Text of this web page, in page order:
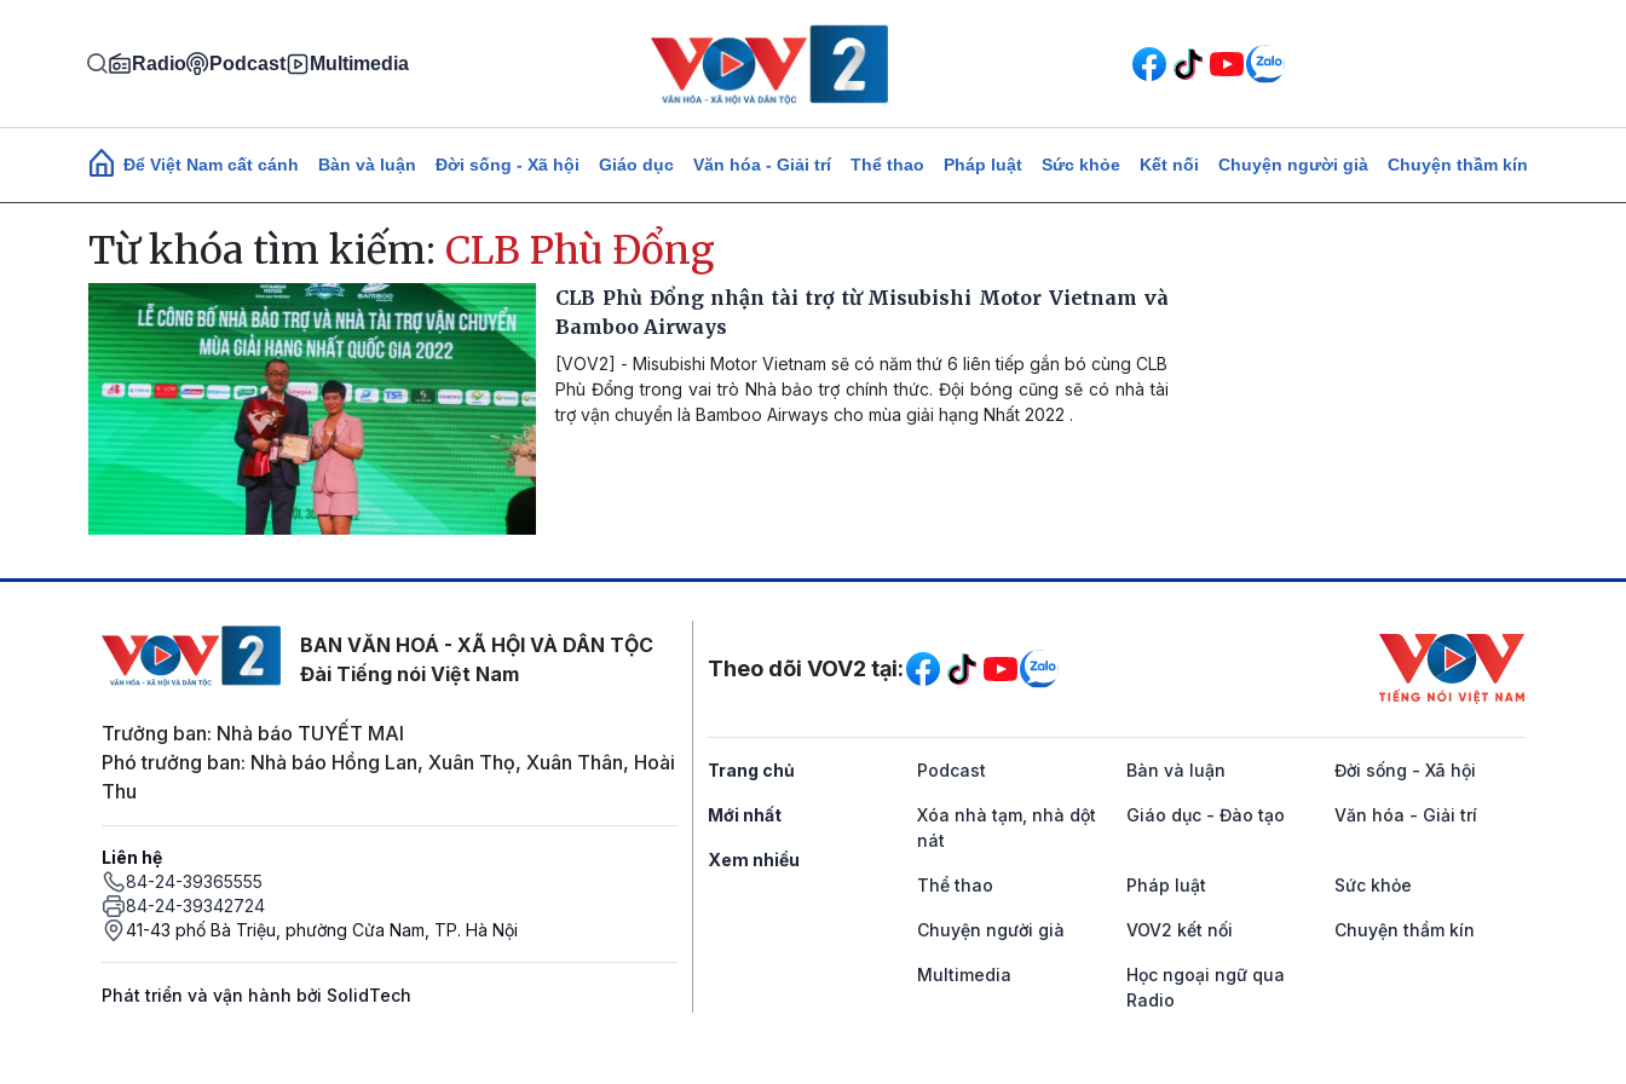
Radio Podcast Multimedia
Main navigation
Để Việt Nam cất cánh Bàn và luận Đời sống - Xã hội Giáo dục Văn hóa - Giải trí Thể thao Pháp luật Sức khỏe Kết nối Chuyện người già Chuyện thầm kín
Từ khóa tìm kiếm: CLB Phù Đổng
CLB Phù Đổng nhận tài trợ từ Misubishi Motor Vietnam và
Bamboo Airways
[VOV2] - Misubishi Motor Vietnam sẽ có năm thứ 6 liên tiếp gắn bó cùng CLB
Phù Đổng trong vai trò Nhà bảo trợ chính thức. Đội bóng cũng sẽ có nhà tài
trợ vận chuyển là Bamboo Airways cho mùa giải hạng Nhất 2022 .
BAN VĂN HOÁ - XÃ HỘI VÀ DÂN TỘC
Đài Tiếng nói Việt Nam
Trưởng ban: Nhà báo TUYẾT MAI
Phó trưởng ban: Nhà báo Hồng Lan, Xuân Thọ, Xuân Thân, Hoài
Thu
Liên hệ
84-24-39365555
84-24-39342724
41-43 phố Bà Triệu, phường Cửa Nam, TP. Hà Nội
Phát triển và vận hành bởi SolidTech
Mạng xã hội
Theo dõi VOV2 tại:
Trang chủ
Mới nhất
Xem nhiều
Podcast Bàn và luận Đời sống - Xã hội
Xóa nhà tạm, nhà dột
nát
Giáo dục - Đào tạo Văn hóa - Giải trí
Thể thao Pháp luật Sức khỏe
Chuyện người già VOV2 kết nối Chuyện thầm kín
Multimedia
Học ngoại ngữ qua
Radio